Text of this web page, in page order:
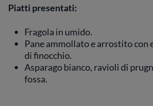
Piatti presentati:
Fragola in umido.
Pane ammollato e arrostito con
di finocchio.
Asparago bianco, ravioli di
fossa.